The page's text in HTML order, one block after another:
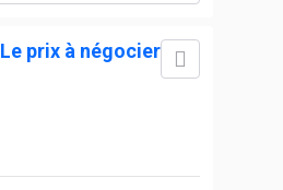
Le prix à négocier